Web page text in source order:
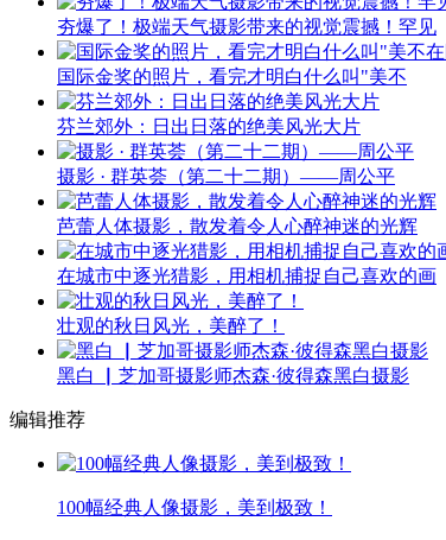
夯爆了！极端天气摄影带来的视觉震撼！罕见
国际金奖的照片，看完才明白什么叫"美不
芬兰郊外：日出日落的绝美风光大片
摄影 · 群英荟（第二十二期）——周公平
芭蕾人体摄影，散发着令人心醉神迷的光辉
在城市中逐光猎影，用相机捕捉自己喜欢的画
壮观的秋日风光，美醉了！
黑白 ▏芝加哥摄影师杰森·彼得森黑白摄影
编辑推荐
100幅经典人像摄影，美到极致！